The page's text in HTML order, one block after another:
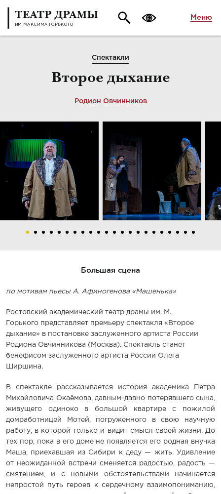
Меню
Спектакли
Второе дыхание
Родион Овчинников
Большая сцена
по мотивам пьесы А. Афиногенова «Машенька»
Ростовский академический театр драмы им. М.
Горького представляет премьеру спектакля «Второе
дыхание» в постановке заслуженного артиста России
Родиона Овчинникова (Москва). Спектакль станет
бенефисом заслуженного артиста России Олега
Ширшина.
В спектакле рассказывается история академика Петра
Михайловича Окаёмова, давным-давно потерявшего сына,
живущего одиноко в большой квартире с пожилой
домработницей Мотей, погруженного в свою научную
работу, в которой только и видит смысл своей жизни. До
тех пор, пока в его доме не появляется его родная внучка
Маша, приехавшая из Сибири к деду — жить. Удивление
от неожиданной встречи сменяется радостью, радость —
смятением, и с новыми обстоятельствами начинается
непростой путь героев к сердечному взаимопониманию,